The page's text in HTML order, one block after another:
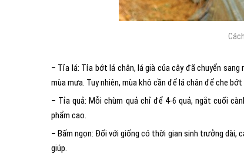
– Tỉa lá: Tỉa bớt lá chân, lá già của cây đã chuyển
mùa mưa. Tuy nhiên, mùa khô cần để lá chân để che bớt
– Tỉa quả: Mỗi chùm quả chỉ để 4-6 quả, ngắt cuối
phẩm cao.
–Bấm ngọn: Đối với giống có thời gian sinh trưởng dài,
giúp.